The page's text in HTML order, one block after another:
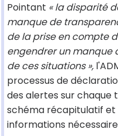
Pointant « la disparité
manque de
de la prise en compte
engendrer un manque
de ces situations »,
processus de
des alertes sur chaque
schéma récapitulatif
informations